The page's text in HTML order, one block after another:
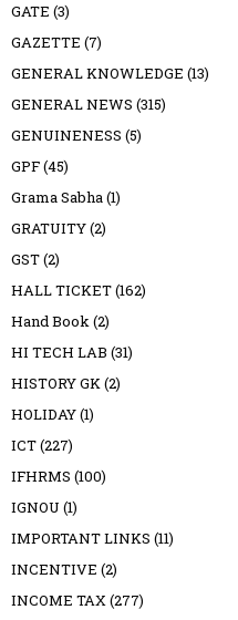
GATE (3)
GAZETTE (7)
GENERAL KNOWLEDGE (13)
GENERAL NEWS (315)
GENUINENESS (5)
GPF(45)
Grama Sabha(1)
GRATUITY(2)
GST(2)
HALL TICKET(162)
Hand Book(2)
HI TECH LAB (31)
HISTORY GK(2)
HOLIDAY(1)
ICT(227)
IFHRMS (100)
IGNOU (1)
IMPORTANT LINKS (11)
INCENTIVE (2)
INCOME TAX(277)